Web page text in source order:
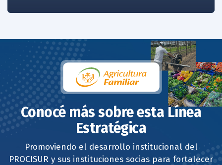
Conocé más sobre esta Línea
Estratégica
Promoviendo el desarrollo institucional del
PROCISUR y sus instituciones socias para fortalecer